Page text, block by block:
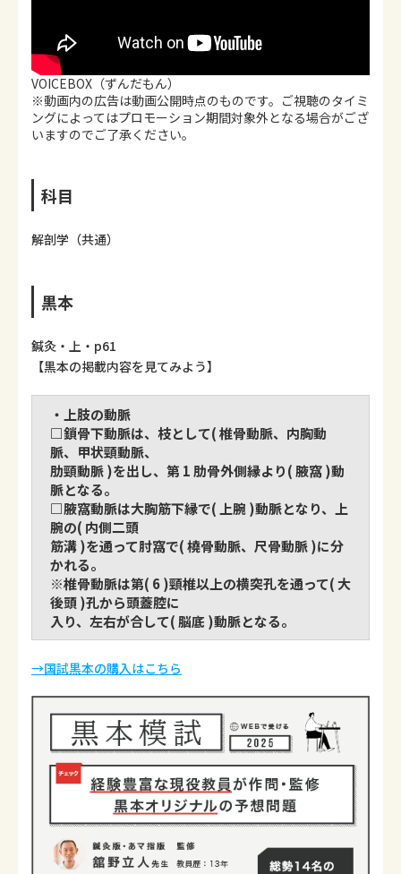
VOICEBOX（ずんだもん）
※動画内の広告は動画公開時点のものです。ご視聴のタイミ
ングによってはプロモーション期間対象外となる場合がござ
いますのでご了承ください。
科目
解剖学（共通）
黒本
鍼灸・上・p61
【黒本の掲載内容を見てみよう】
・上肢の動脈
□鎖骨下動脈は、枝として( 椎骨動脈、内胸動
脈、甲状頸動脈、
肋頸動脈 )を出し、第 1 肋骨外側縁より( 腋窩 )動
脈となる。
□腋窩動脈は大胸筋下縁で( 上腕 )動脈となり、上
腕の( 内側二頭
筋溝 )を通って肘窩で( 橈骨動脈、尺骨動脈 )に分
かれる。
※椎骨動脈は第( 6 )頸椎以上の横突孔を通って( 大
後頭 )孔から頭蓋腔に
入り、左右が合して( 脳底 )動脈となる。
→国試黒本の購入はこちら